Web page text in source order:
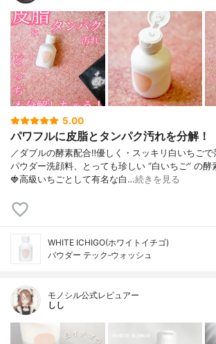
チルヒアルロン酸Ｎａ
ン酸、ヒアルロン酸
ロデキストリン、パパ
ルコノバクター／ハチ
レングリコール、プロ
コラーゲン、リン酸Ｎ
エキス、セイヨウサン
パーゼ、ヒアルロニダ
皮油、ベルガモット果
油、ローマカミツレ
果皮油、ビターオレン
5.00
パワフルに皮脂とタンパク汚れを分解！
／ダブルの酵素配合‼︎優しく・スッキリ白いちご
パウダー洗顔料、とっても珍しい “白いちご” の酵
🍓高級いちごとして有名な白…続きを見る
WHITE ICHIGO(ホワイトイチゴ)
パウダー テック‐ウォッシュ
モノシル公式レビュアー
しし